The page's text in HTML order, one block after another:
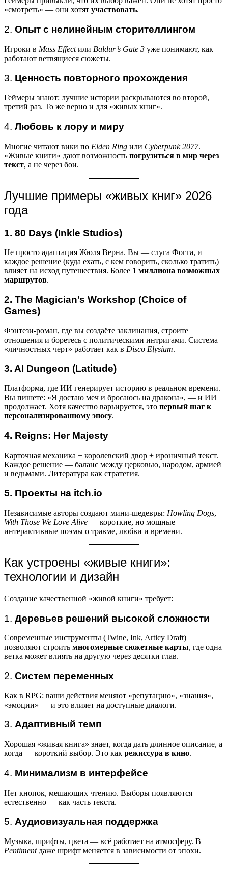
«смотреть» — они хотят участвовать.
2. Опыт с нелинейным сторителлингом
Игроки в Mass Effectили Baldur’s Gate 3 уже понимают, как
работают ветвящиеся сюжеты.
3. Ценность повторного прохождения
Геймеры знают: лучшие истории раскрываются во второй,
третий раз. То же верно и для «живых книг».
4. Любовь к лору и миру
Многие читают вики по Elden Ring или Cyberpunk 2077.
«Живые книги» дают возможность погрузиться в мир через
текст, а не через бои.
Лучшие примеры «живых книг» 2026
года
1. 80 Days (Inkle Studios)
Не просто адаптация Жюля Верна. Вы — слуга Фогга, и
каждое решение (куда ехать, с кем говорить, сколько тратить)
влияет на исход путешествия. Более 1 миллиона возможных
маршрутов.
2. The Magician’s Workshop (Choice of
Games)
Фэнтези-роман, где вы создаёте заклинания, строите
отношения и боретесь с политическими интригами. Система
«личностных черт» работает как в Disco Elysium.
3. AI Dungeon (Latitude)
Платформа, где ИИ генерирует историю в реальном времени.
Вы пишете: «Я достаю меч и бросаюсь на дракона», — и ИИ
продолжает. Хотя качество варьируется, это первый шаг к
персонализированному эпосу.
4. Reigns: Her Majesty
Карточная механика + королевский двор + ироничный текст.
Каждое решение — баланс между церковью, народом, армией
и ведьмами. Литература как стратегия.
5. Проекты на itch.io
Независимые авторы создают мини-шедевры: Howling Dogs,
With Those We Love Alive — короткие, но мощные
интерактивные поэмы о травме, любви и времени.
Как устроены «живые книги»:
технологии и дизайн
Создание качественной «живой книги» требует:
1. Деревьев решений высокой сложности
Современные инструменты (Twine, Ink, Articy Draft)
позволяют строить многомерные сюжетные карты, где одна
ветка может влиять на другую через десятки глав.
2. Систем переменных
Как в RPG: ваши действия меняют «репутацию», «знания»,
«эмоции» — и это влияет на доступные диалоги.
3. Адаптивный темп
Хорошая «живая книга» знает, когда дать длинное описание, а
когда — короткий выбор. Это как режиссура в кино.
4. Минимализм в интерфейсе
Нет кнопок, мешающих чтению. Выборы появляются
естественно — как часть текста.
5. Аудиовизуальная поддержка
Музыка, шрифты, цвета — всё работает на атмосферу. В
Pentimentдаже шрифт меняется в зависимости от эпохи.